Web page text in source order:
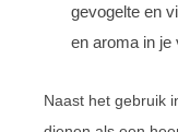
gevogelte en
en aroma in je
Naast het gebruik